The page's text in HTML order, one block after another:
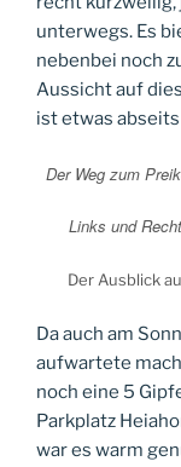
unterwegs. Es
nebenbei noch
Aussicht auf
ist etwas
Der Weg zum
Links und
Der Ausblick
Da auch am
aufwartete
noch eine 5
Parkplatz
war es warm